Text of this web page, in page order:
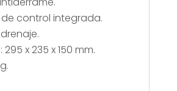
control integrada.
x 235 x 150 mm.